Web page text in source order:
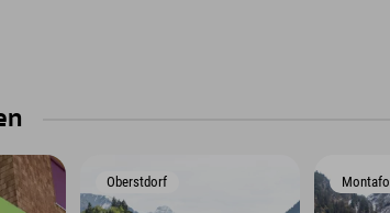
Oberstdorf